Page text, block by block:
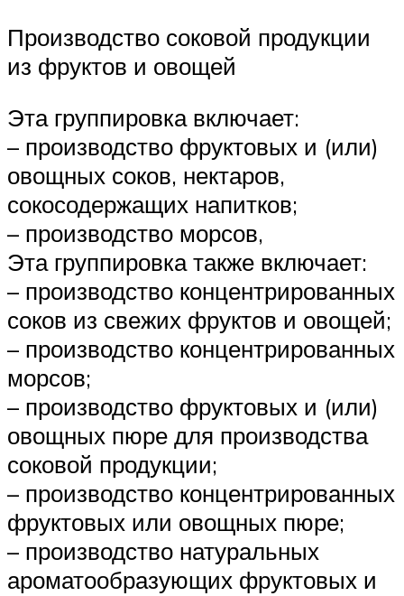
Производство соковой продукции
из фруктов и овощей
Эта группировка включает:
– производство фруктовых и (или)
овощных соков, нектаров,
сокосодержащих напитков;
– производство морсов,
Эта группировка также включает:
– производство концентрированных
соков из свежих фруктов и овощей;
– производство концентрированных
морсов;
– производство фруктовых и (или)
овощных пюре для производства
соковой продукции;
– производство концентрированных
фруктовых или овощных пюре;
– производство натуральных
ароматообразующих фруктовых и